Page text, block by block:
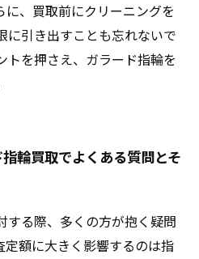
に、買取前にクリーニングを
に引き出すことも忘れないで
トを押さえ、ガラード指輪を
輪買取でよくある質問とそ
する際、多くの方が抱く疑問
定額に大きく影響するのは指